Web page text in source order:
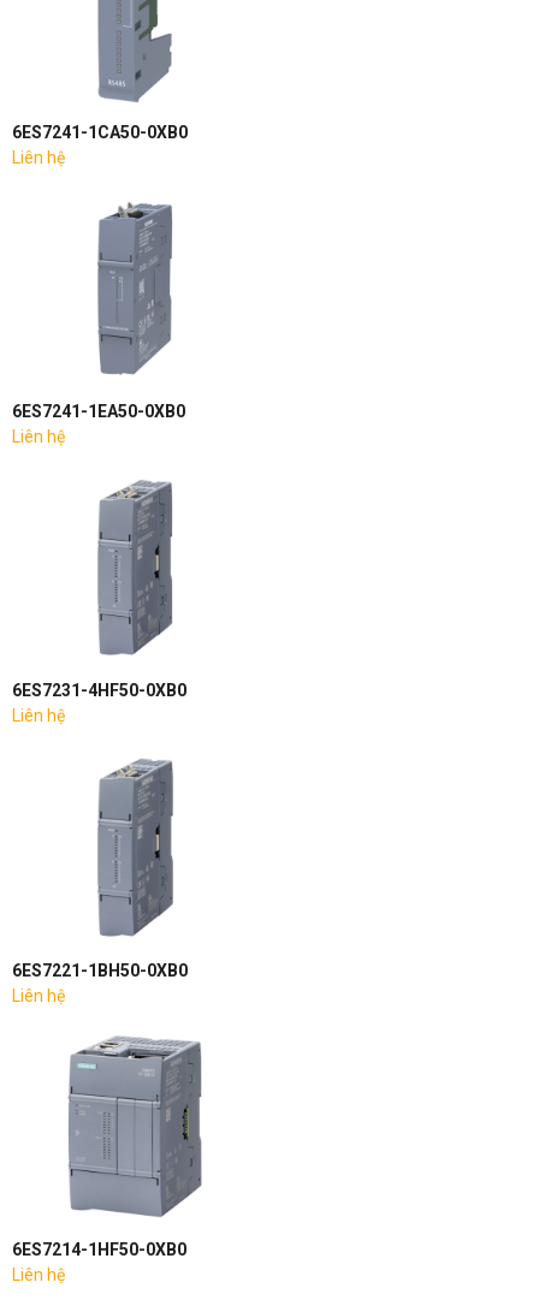
6ES7241-1CA50-0XB0
Liên hệ
6ES7241-1EA50-0XB0
Liên hệ
6ES7231-4HF50-0XB0
Liên hệ
6ES7221-1BH50-0XB0
Liên hệ
6ES7214-1HF50-0XB0
Liên hệ